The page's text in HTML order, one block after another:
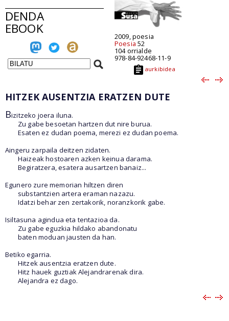
DENDA
EBOOK 2009, poesia
Poesia 52
104 orrialde
978-84-92468-11-9
aurkibidea
HITZEK AUSENTZIA ERATZEN DUTE
Bizitzeko joera iluna.
Zu gabe besoetan hartzen dut nire burua.
Esaten ez dudan poema, merezi ez dudan poema.
Aingeru zarpaila deitzen zidaten.
Haizeak hostoaren azken keinua darama.
Begiratzera, esatera ausartzen banaiz...
Egunero zure memorian hiltzen diren
substantzien artera eraman nazazu.
Idatzi behar zen zertakorik, noranzkorik gabe.
Isiltasuna agindua eta tentazioa da.
Zu gabe eguzkia hildako abandonatu
baten moduan jausten da han.
Betiko egarria.
Hitzek ausentzia eratzen dute.
Hitz hauek guztiak Alejandrarenak dira.
Alejandra ez dago.